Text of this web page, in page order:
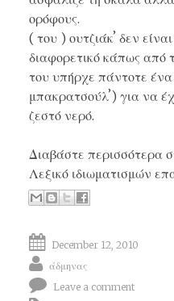
ορόφους.
( του ) ουτζιάκʼ δεν
διαφορετικό κάπως από
του υπήρχε πάντοτε ένα
μπακρατσούλʼ) για να
ζεστό νερό.
Διαβάστε περισσότερα
Λεξικό ιδιωματισμών
December 12, 2010
άδμηνας
Leave a comment